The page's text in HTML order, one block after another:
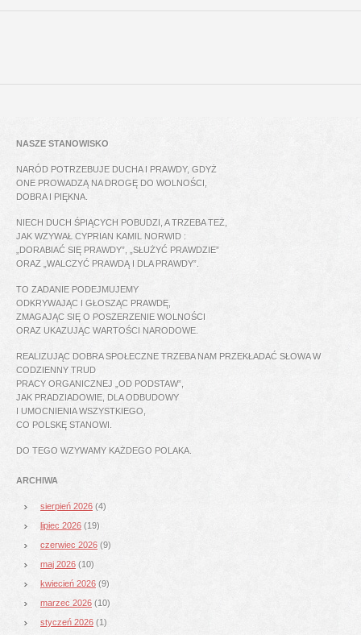
NASZE STANOWISKO
NARÓD POTRZEBUJE DUCHA I PRAWDY, GDYŻ
ONE PROWADZĄ NA DROGĘ DO WOLNOŚCI,
DOBRA I PIĘKNA.
NIECH DUCH ŚPIĄCYCH POBUDZI, A TRZEBA TEŻ,
JAK WZYWAŁ CYPRIAN KAMIL NORWID :
„DORABIAĆ SIĘ PRAWDY”, „SŁUŻYĆ PRAWDZIE”
ORAZ „WALCZYĆ PRAWDĄ I DLA PRAWDY”.
TO ZADANIE PODEJMUJEMY
ODKRYWAJĄC I GŁOSZĄC PRAWDĘ,
ZMAGAJĄC SIĘ O POSZERZENIE WOLNOŚCI
ORAZ UKAZUJĄC WARTOŚCI NARODOWE.
REALIZUJĄC DOBRA SPOŁECZNE TRZEBA NAM PRZEKŁADAĆ SŁOWA W
CODZIENNY TRUD
PRACY ORGANICZNEJ „OD PODSTAW”,
JAK PRADZIADOWIE, DLA ODBUDOWY
I UMOCNIENIA WSZYSTKIEGO,
CO POLSKĘ STANOWI.
DO TEGO WZYWAMY KAŻDEGO POLAKA.
ARCHIWA
sierpień 2026 (4)
lipiec 2026 (19)
czerwiec 2026 (9)
maj 2026 (10)
kwiecień 2026 (9)
marzec 2026 (10)
styczeń 2026 (1)